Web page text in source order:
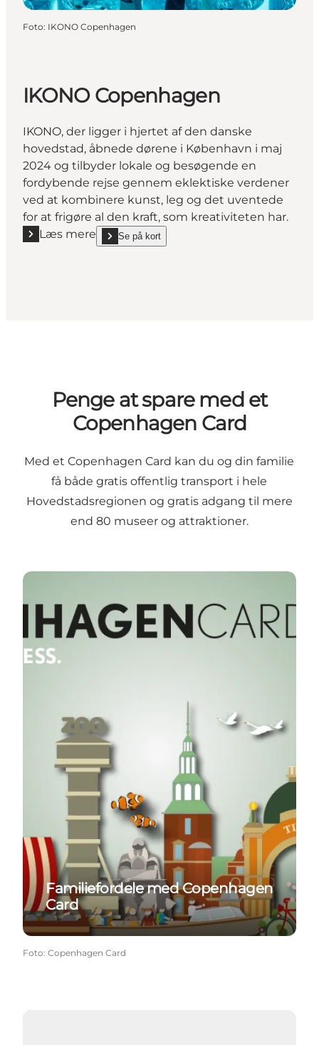
Foto: IKONO Copenhagen
IKONO Copenhagen
IKONO, der ligger i hjertet af den danske
hovedstad, åbnede dørene i København i maj
2024 og tilbyder lokale og besøgende en
fordybende rejse gennem eklektiske verdener
ved at kombinere kunst, leg og det uventede
for at frigøre al den kraft, som kreativiteten har.
Læs mere
Læs mere "IKONO Copenhagen"
Se på kort
show IKONO Copenhagen on_map
Penge at spare med et
Copenhagen Card
Med et Copenhagen Card kan du og din familie
få både gratis offentlig transport i hele
Hovedstadsregionen og gratis adgang til mere
end 80 museer og attraktioner.
Familiefordele med Copenhagen Card
Familiefordele med Copenhagen
Card
Foto: Copenhagen Card